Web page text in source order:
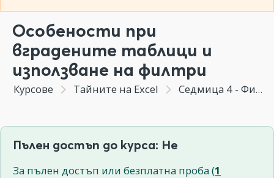
Особености при
вградените таблици и
използване на филтри
Курсове Тайните на Excel Седмица 4 - Филтри за данни. Копиране, намиране, заместване на стойности и препратки.
Пълен достъп до курса: Не
За пълен достъп или безплатна проба (1